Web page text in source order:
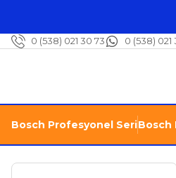
0 (538) 021 30 73 0 (538) 021
Bosch Profesyonel SeriBosch